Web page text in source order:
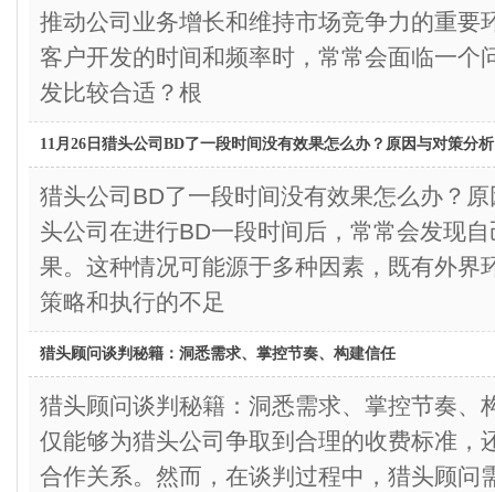
推动公司业务增长和维持市场竞争力的重要
客户开发的时间和频率时，常常会面临一个
发比较合适？根
11月26日猎头公司BD了一段时间没有效果怎么办？原因与对策分析
猎头公司BD了一段时间没有效果怎么办
头公司在进行BD一段时间后，常常会发现
果。这种情况可能源于多种因素，既有外界
策略和执行的不足
猎头顾问谈判秘籍：洞悉需求、掌控节奏、构建信任
猎头顾问谈判秘籍：洞悉需求、掌控节奏
仅能够为猎头公司争取到合理的收费标准，
合作关系。然而，在谈判过程中，猎头顾问